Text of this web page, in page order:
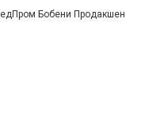
Бобени Продакшен